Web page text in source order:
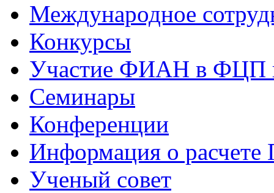
Международное
Конкурсы
Участие ФИАН в ФЦП
Семинары
Конференции
Информация о
Ученый совет